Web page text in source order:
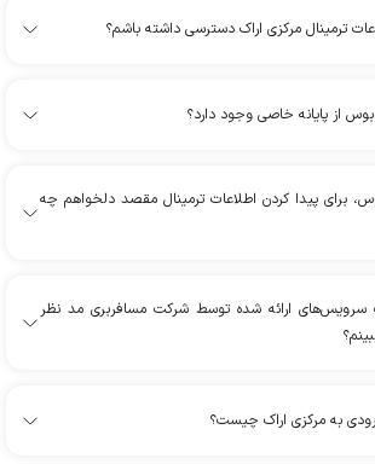
ترمینال مرکزی اراک دسترسی داشته باشم؟
از پایانه خاصی وجود دارد؟
برای پیدا کردن اطلاعات ترمینال مقصد دلخواهم چه
سرویس‌های ارائه شده توسط شرکت مسافربری مد نظر
به مرکزی اراک چیست؟